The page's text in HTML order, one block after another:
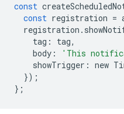
const
const registration =
registration .
tag : tag,
body :
'This
showTrigger : new
});
};